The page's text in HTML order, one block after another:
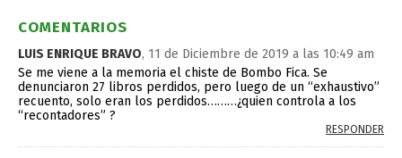
COMENTARIOS
LUIS ENRIQUE BRAVO, 11 de Diciembre de 2019 a las 10:49 am
Se me viene a la memoria el chiste de Bombo Fica. Se
denunciaron 27 libros perdidos, pero luego de un “exhaustivo”
recuento, solo eran los perdidos………¿quien controla a los
“recontadores” ?
RESPONDER